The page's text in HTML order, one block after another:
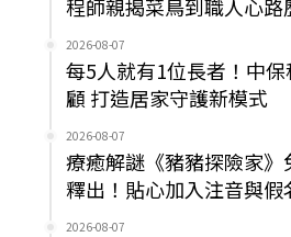
程師親揭菜鳥到職人心路
2026-08-07
每5人就有1位長者！中
顧 打造居家守護新模式
2026-08-07
療癒解謎《豬豬探險家
釋出！貼心加入注音與假
2026-08-07